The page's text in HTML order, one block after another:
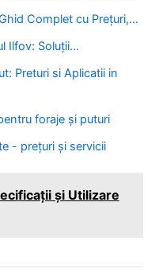
Complet cu Prețuri,…
Ilfov: Soluții…
Preturi si Aplicatii in
foraje și puturi
- prețuri și servicii
și Utilizare